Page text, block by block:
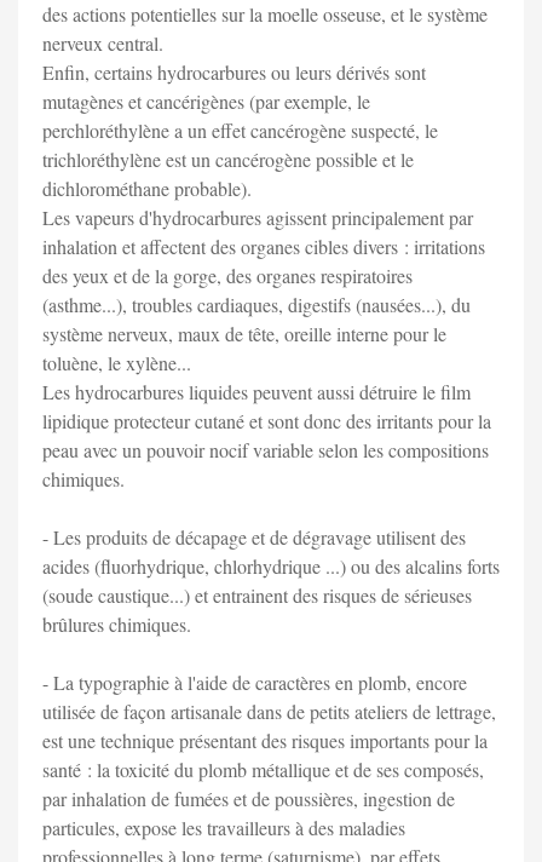
des actions potentielles sur la moelle osseuse, et le système
nerveux central.
Enfin, certains hydrocarbures ou leurs dérivés sont
mutagènes et cancérigènes (par exemple, le
perchloréthylène a un effet cancérogène suspecté, le
trichloréthylène est un cancérogène possible et le
dichlorométhane probable).
Les vapeurs d'hydrocarbures agissent principalement par
inhalation et affectent des organes cibles divers : irritations
des yeux et de la gorge, des organes respiratoires
(asthme...), troubles cardiaques, digestifs (nausées...), du
système nerveux, maux de tête, oreille interne pour le
toluène, le xylène...
Les hydrocarbures liquides peuvent aussi détruire le film
lipidique protecteur cutané et sont donc des irritants pour la
peau avec un pouvoir nocif variable selon les compositions
chimiques.
- Les produits de décapage et de dégravage utilisent des
acides (fluorhydrique, chlorhydrique ...) ou des alcalins forts
(soude caustique...) et entrainent des risques de sérieuses
brûlures chimiques.
- La typographie à l'aide de caractères en plomb, encore
utilisée de façon artisanale dans de petits ateliers de lettrage,
est une technique présentant des risques importants pour la
santé : la toxicité du plomb métallique et de ses composés,
par inhalation de fumées et de poussières, ingestion de
particules, expose les travailleurs à des maladies
professionnelles à long terme (saturnisme), par effets